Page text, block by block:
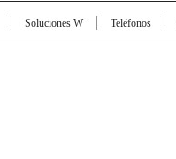
Soluciones W Teléfonos